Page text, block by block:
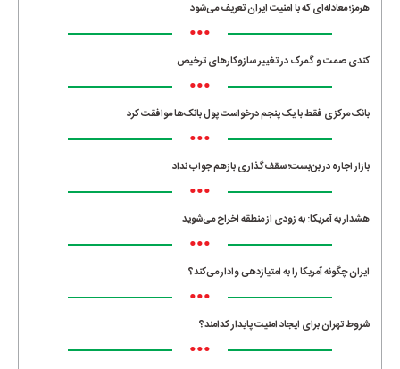
هرمز؛ معادله‌ای که با امنیت ایران تعریف می‌شود
•••
کندی صمت و گمرک در تغییر سازوکارهای ترخیص
•••
بانک مرکزی فقط با یک‌ پنجم درخواست پول بانک‌ها موافقت کرد
•••
بازار اجاره در بن‌بست؛ سقف‌گذاری بازهم جواب نداد
•••
هشدار به آمریکا: به زودی از منطقه اخراج می‌شوید
•••
ایران چگونه آمریکا را به امتیازدهی وادار می‌کند؟
•••
شروط تهران برای ایجاد امنیت پایدار کدامند؟
•••